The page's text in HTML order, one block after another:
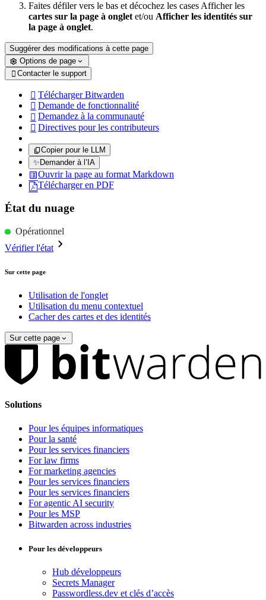
Faites défiler vers le bas et décochez les cases Afficher les
cartes sur la page à onglet et/ou Afficher les identités sur
la page à onglet.
Suggérer des modifications à cette page
Options de page
 Contacter le support
 Télécharger Bitwarden
 Demande de fonctionnalité
 Demandez à la communauté
 Directives pour les contributeurs
Copier pour le LLM
✨ Demander à l’IA
Ouvrir la page au format Markdown
Télécharger en PDF
État du nuage
Opérationnel
Vérifier l'état
Sur cette page
Utilisation de l'onglet
Utilisation du menu contextuel
Cacher des cartes et des identités
Sur cette page
Solutions
Pour les équipes informatiques
Pour la santé
Pour les services financiers
For law firms
For marketing agencies
Pour les services financiers
Pour les services financiers
For agentic AI security
Pour les MSP
Bitwarden across industries
Pour les développeurs
Hub développeurs
Secrets Manager
Passwordless.dev et clés d’accès